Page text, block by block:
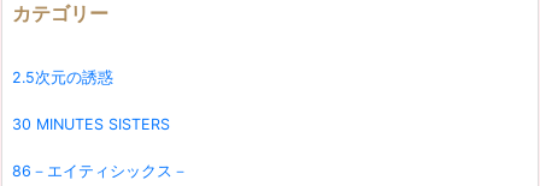
カテゴリー
2.5次元の誘惑
30 MINUTES SISTERS
86－エイティシックス－